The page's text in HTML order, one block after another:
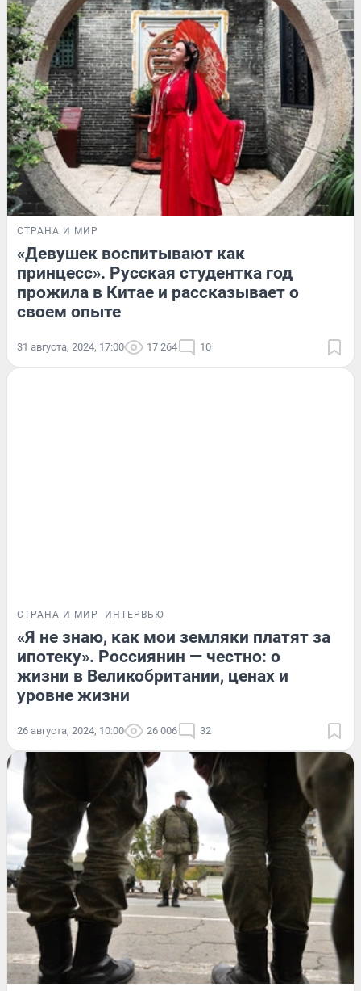
СТРАНА И МИР
«Девушек воспитывают как
принцесс». Русская студентка год
прожила в Китае и рассказывает о
своем опыте
31 августа, 2024, 17:00 17 264 10
СТРАНА И МИР ИНТЕРВЬЮ
«Я не знаю, как мои земляки платят за
ипотеку». Россиянин — честно: о
жизни в Великобритании, ценах и
уровне жизни
26 августа, 2024, 10:00 26 006 32